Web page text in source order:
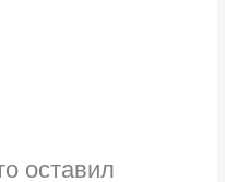
оставил